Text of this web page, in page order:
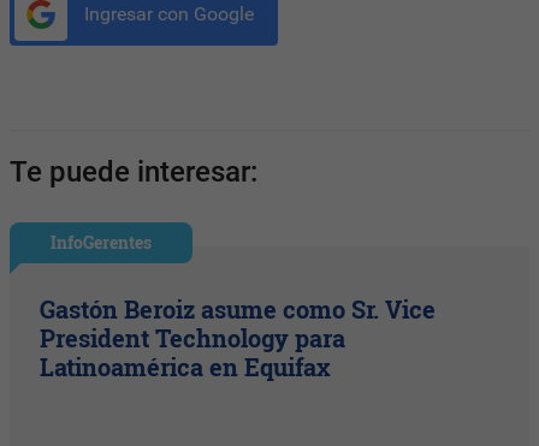
Ingresar con Google
Te puede interesar:
InfoGerentes
Gastón Beroiz asume como Sr. Vice
President Technology para
Latinoamérica en Equifax